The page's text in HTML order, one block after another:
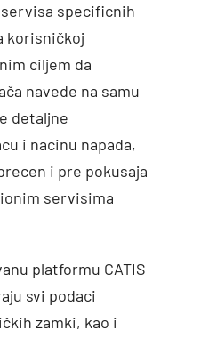
specificnih
korisničkoj
ciljem da
navede na samu
detaljne
i nacinu napada,
i pre pokusaja
servisima
platformu CATIS
svi podaci
zamki, kao i